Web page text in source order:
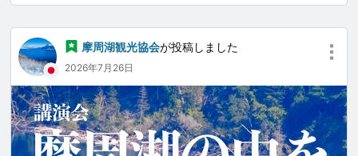
011-781-1247
※受付期間7月13日～8月19日（9:00-17:00）
※当日申込もOK。
www.masyuko.or.jp...
摩周湖観光協会が投稿しました
2026年7月26日